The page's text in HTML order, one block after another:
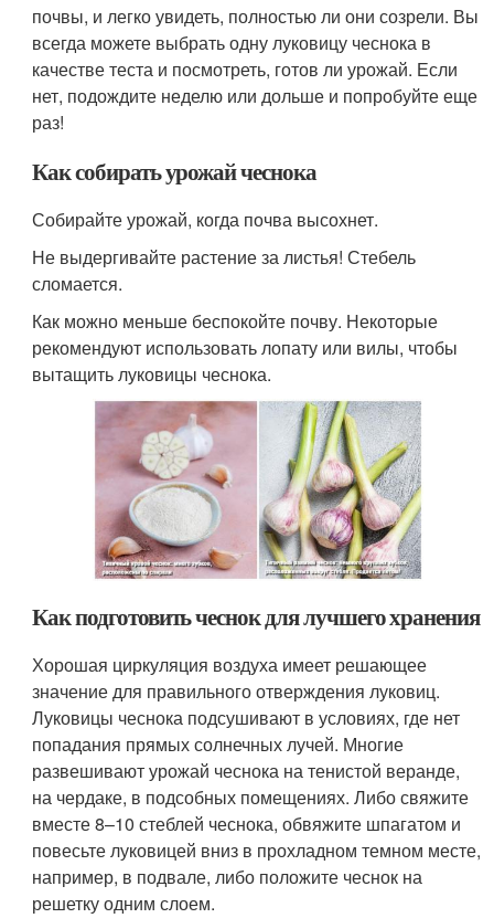
почвы, и легко увидеть, полностью ли они созрели. Вы
всегда можете выбрать одну луковицу чеснока в
качестве теста и посмотреть, готов ли урожай. Если
нет, подождите неделю или дольше и попробуйте еще
раз!
Как собирать урожай чеснока
Собирайте урожай, когда почва высохнет.
Не выдергивайте растение за листья! Стебель
сломается.
Как можно меньше беспокойте почву. Некоторые
рекомендуют использовать лопату или вилы, чтобы
вытащить луковицы чеснока.
Как подготовить чеснок для лучшего хранения
Хорошая циркуляция воздуха имеет решающее
значение для правильного отверждения луковиц.
Луковицы чеснока подсушивают в условиях, где нет
попадания прямых солнечных лучей. Многие
развешивают урожай чеснока на тенистой веранде,
на чердаке, в подсобных помещениях. Либо свяжите
вместе 8–10 стеблей чеснока, обвяжите шпагатом и
повесьте луковицей вниз в прохладном темном месте,
например, в подвале, либо положите чеснок на
решетку одним слоем.